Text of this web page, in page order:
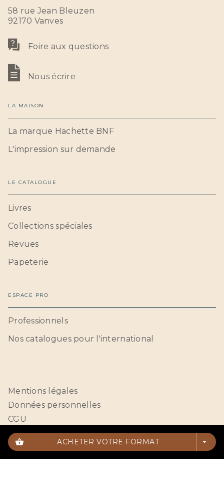
shopping_basket ACHETER VOTRE FORMAT arrow_drop_down
58 rue Jean Bleuzen
92170 Vanves
Foire aux questions
Nous écrire
LA MAISON
La marque Hachette BNF
L'impression sur demande
LE CATALOGUE
Livres
Collections spéciales
Revues
Papeterie
ESPACE PRO
Professionnels
Nos catalogues pour l'international
Mentions légales
Données personnelles
CGU
Paramétrer vos cookies